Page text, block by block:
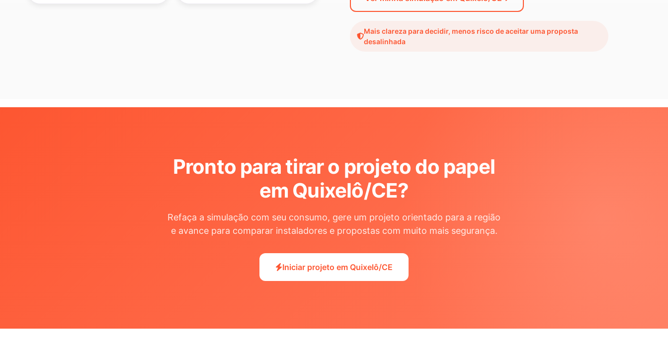
Mais clareza para decidir, menos risco de aceitar uma proposta
desalinhada
Pronto para tirar o projeto do papel
em Quixelô/CE?
Refaça a simulação com seu consumo, gere um projeto orientado para a região
e avance para comparar instaladores e propostas com muito mais segurança.
Iniciar projeto em Quixelô/CE